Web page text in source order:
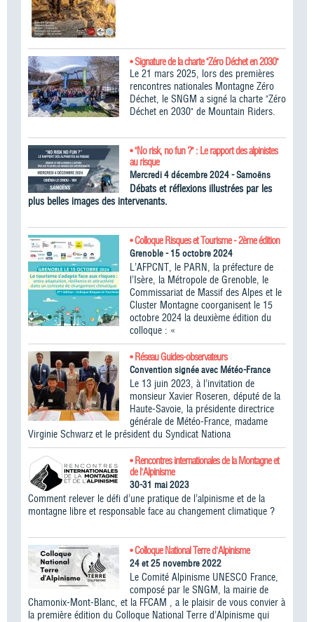
• Signature de la charte "Zéro Déchet en 2030"
Le 21 mars 2025, lors des premières
rencontres nationales Montagne Zéro
Déchet, le SNGM a signé la charte "Zéro
Déchet en 2030" de Mountain Riders.
• "No risk, no fun ?" : Le rapport des alpinistes
au risque
Mercredi 4 décembre 2024 - Samoëns
Débats et réflexions illustrées par les
plus belles images des intervenants.
• Colloque Risques et Tourisme - 2ème édition
Grenoble - 15 octobre 2024
L’AFPCNT, le PARN, la préfecture de
l’Isère, la Métropole de Grenoble, le
Commissariat de Massif des Alpes et le
Cluster Montagne coorganisent le 15
octobre 2024 la deuxième édition du
colloque : «
• Réseau Guides-observateurs
Convention signée avec Météo-France
Le 13 juin 2023, à l’invitation de
monsieur Xavier Roseren, député de la
Haute-Savoie, la présidente directrice
générale de Météo-France, madame
Virginie Schwarz et le président du Syndicat Nationa
• Rencontres internationales de la Montagne et
de l'Alpinisme
30-31 mai 2023
Comment relever le défi d’une pratique de l’alpinisme et de la
montagne libre et responsable face au changement climatique ?
• Colloque National Terre d'Alpinisme
24 et 25 novembre 2022
Le Comité Alpinisme UNESCO France,
composé par le SNGM, la mairie de
Chamonix-Mont-Blanc, et la FFCAM , a le plaisir de vous convier à
la première édition du Colloque National Terre d’Alpinisme qui